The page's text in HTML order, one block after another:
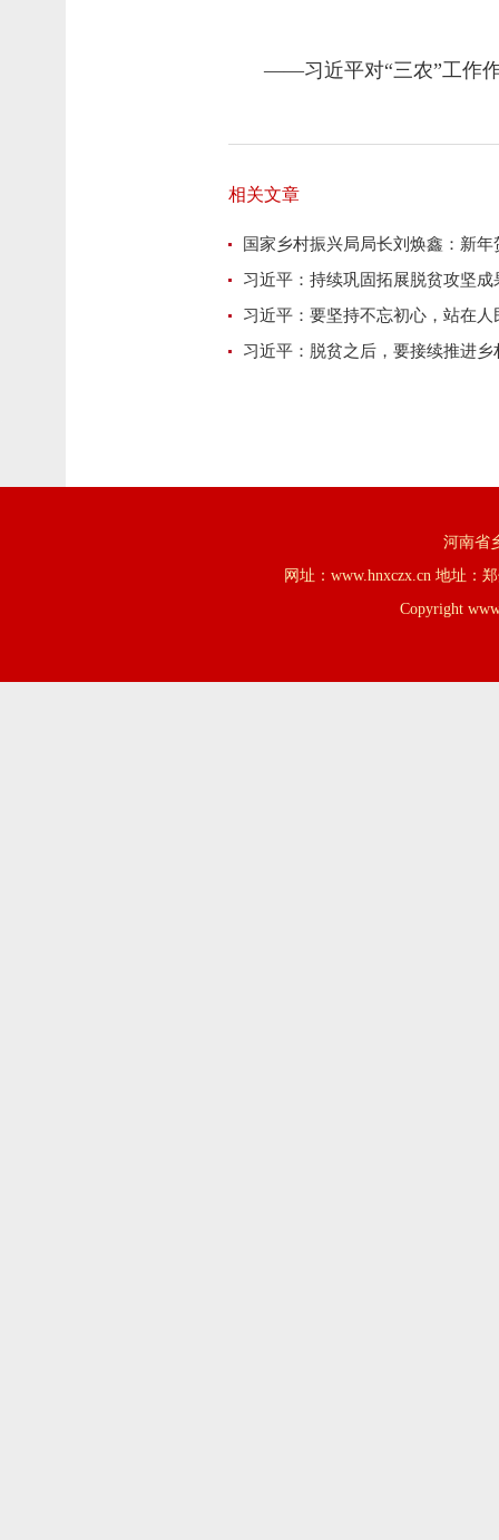
——习近平对“三农”工作
相关文章
国家乡村振兴局局长刘焕鑫：新
习近平：持续巩固拓展脱贫攻坚
习近平：要坚持不忘初心，站在
习近平：脱贫之后，要接续推进
河南省
网址：www.hnxczx.cn 地址：
Copyright